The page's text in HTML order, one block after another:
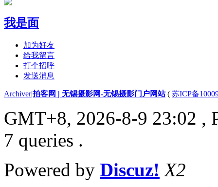
我是面
加为好友
给我留言
打个招呼
发送消息
Archiver|拍客网 | 无锡摄影网-无锡摄影门户网站( 苏ICP备
GMT+8, 2026-8-9 23:02 ,
7 queries .
Powered by Discuz! X2